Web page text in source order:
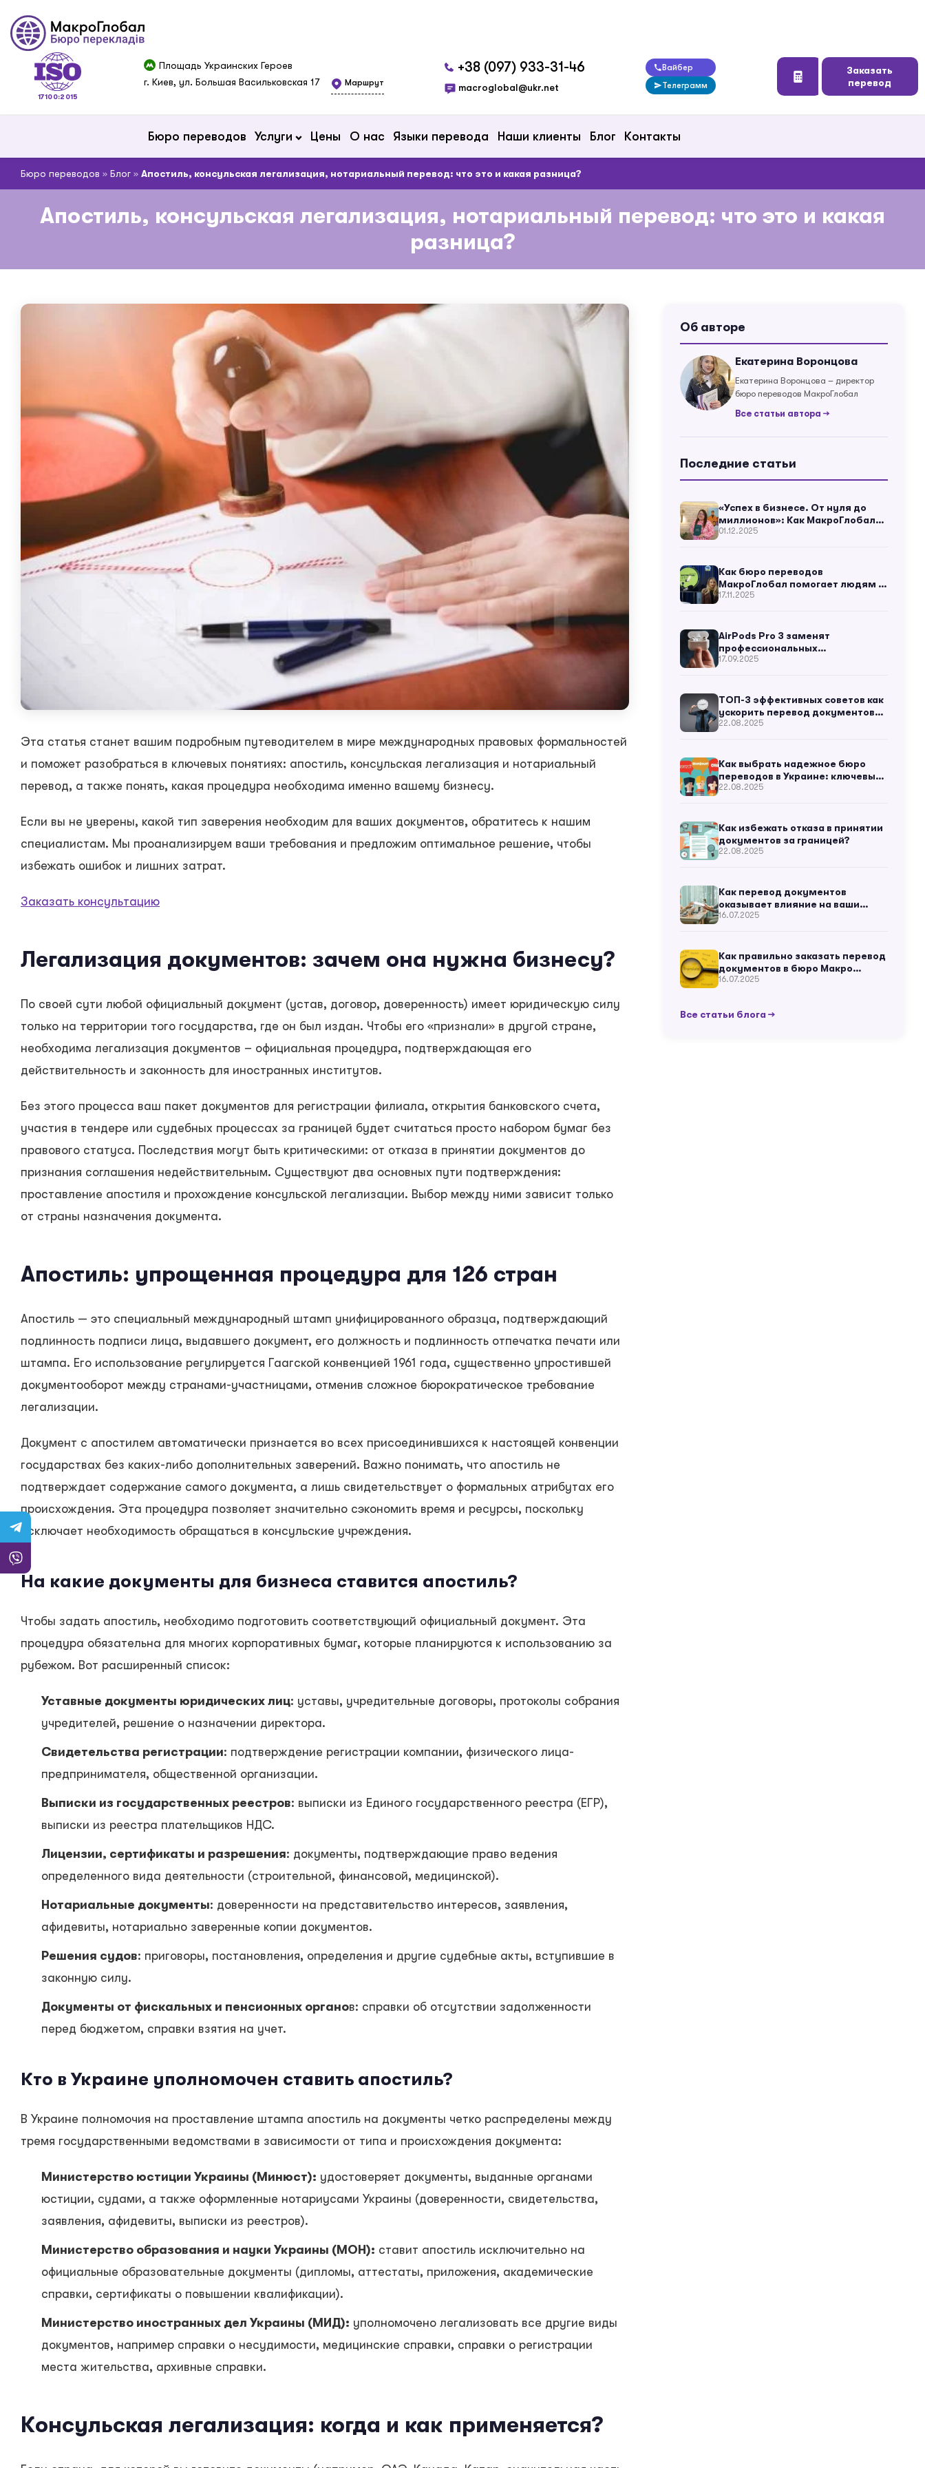
17100:2015
Площадь Украинских Героев
г. Киев, ул. Большая Васильковская 17
Маршрут
+38 (097) 933-31-46
macroglobal@ukr.net
Вайбер
Телеграмм
Заказать
перевод
Бюро переводов Услуги Цены О нас Языки перевода Наши клиенты Блог Контакты
Бюро переводов » Блог » Апостиль, консульская легализация, нотариальный перевод: что это и какая разница?
Апостиль, консульская легализация, нотариальный перевод: что это и какая
разница?
Эта статья станет вашим подробным путеводителем в мире международных правовых формальностей
и поможет разобраться в ключевых понятиях: апостиль, консульская легализация и нотариальный
перевод, а также понять, какая процедура необходима именно вашему бизнесу.
Если вы не уверены, какой тип заверения необходим для ваших документов, обратитесь к нашим
специалистам. Мы проанализируем ваши требования и предложим оптимальное решение, чтобы
избежать ошибок и лишних затрат.
Заказать консультацию
Легализация документов: зачем она нужна бизнесу?
По своей сути любой официальный документ (устав, договор, доверенность) имеет юридическую силу
только на территории того государства, где он был издан. Чтобы его «признали» в другой стране,
необходима легализация документов – официальная процедура, подтверждающая его
действительность и законность для иностранных институтов.
Без этого процесса ваш пакет документов для регистрации филиала, открытия банковского счета,
участия в тендере или судебных процессах за границей будет считаться просто набором бумаг без
правового статуса. Последствия могут быть критическими: от отказа в принятии документов до
признания соглашения недействительным. Существуют два основных пути подтверждения:
проставление апостиля и прохождение консульской легализации. Выбор между ними зависит только
от страны назначения документа.
Апостиль: упрощенная процедура для 126 стран
Апостиль — это специальный международный штамп унифицированного образца, подтверждающий
подлинность подписи лица, выдавшего документ, его должность и подлинность отпечатка печати или
штампа. Его использование регулируется Гаагской конвенцией 1961 года, существенно упростившей
документооборот между странами-участницами, отменив сложное бюрократическое требование
легализации.
Документ с апостилем автоматически признается во всех присоединившихся к настоящей конвенции
государствах без каких-либо дополнительных заверений. Важно понимать, что апостиль не
подтверждает содержание самого документа, а лишь свидетельствует о формальных атрибутах его
происхождения. Эта процедура позволяет значительно сэкономить время и ресурсы, поскольку
исключает необходимость обращаться в консульские учреждения.
На какие документы для бизнеса ставится апостиль?
Чтобы задать апостиль, необходимо подготовить соответствующий официальный документ. Эта
процедура обязательна для многих корпоративных бумаг, которые планируются к использованию за
рубежом. Вот расширенный список:
Уставные документы юридических лиц: уставы, учредительные договоры, протоколы собрания
учредителей, решение о назначении директора.
Свидетельства регистрации: подтверждение регистрации компании, физического лица-
предпринимателя, общественной организации.
Выписки из государственных реестров: выписки из Единого государственного реестра (ЕГР),
выписки из реестра плательщиков НДС.
Лицензии, сертификаты и разрешения: документы, подтверждающие право ведения
определенного вида деятельности (строительной, финансовой, медицинской).
Нотариальные документы: доверенности на представительство интересов, заявления,
афидевиты, нотариально заверенные копии документов.
Решения судов: приговоры, постановления, определения и другие судебные акты, вступившие в
законную силу.
Документы от фискальных и пенсионных органов: справки об отсутствии задолженности
перед бюджетом, справки взятия на учет.
Кто в Украине уполномочен ставить апостиль?
В Украине полномочия на проставление штампа апостиль на документы четко распределены между
тремя государственными ведомствами в зависимости от типа и происхождения документа:
Министерство юстиции Украины (Минюст): удостоверяет документы, выданные органами
юстиции, судами, а также оформленные нотариусами Украины (доверенности, свидетельства,
заявления, афидевиты, выписки из реестров).
Министерство образования и науки Украины (МОН): ставит апостиль исключительно на
официальные образовательные документы (дипломы, аттестаты, приложения, академические
справки, сертификаты о повышении квалификации).
Министерство иностранных дел Украины (МИД): уполномочено легализовать все другие виды
документов, например справки о несудимости, медицинские справки, справки о регистрации
места жительства, архивные справки.
Консульская легализация: когда и как применяется?
Об авторе
Екатерина Воронцова
Екатерина Воронцова – директор
бюро переводов МакроГлобал
Все статьи автора →
Последние статьи
«Успех в бизнесе. От нуля до
миллионов»: Как МакроГлобал
помог украинскому бизнес-
01.12.2025
Как бюро переводов
МакроГлобал помогает людям и
бизнесу? – Екатерина Воронцова
17.11.2025
AirPods Pro 3 заменят
профессиональных
переводчиков?
17.09.2025
ТОП-3 эффективных советов как
ускорить перевод документов
для бизнеса
22.08.2025
Как выбрать надежное бюро
переводов в Украине: ключевые
критерии
22.08.2025
Как избежать отказа в принятии
документов за границей?
22.08.2025
Как перевод документов
оказывает влияние на ваши
жизненные ситуации?
16.07.2025
Как правильно заказать перевод
документов в бюро Макро
Глобал?
16.07.2025
Все статьи блога →